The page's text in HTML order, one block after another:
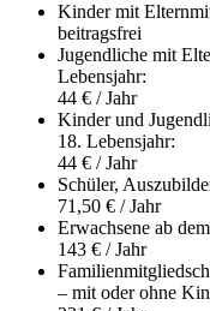
Kinder mit
beitragsfrei
Jugendliche mit
Lebensjahr:
44 € / Jahr
Kinder und
18. Lebensjahr:
44 € / Jahr
Schüler,
71,50 € / Jahr
Erwachsene ab
143 € / Jahr
– mit oder ohne